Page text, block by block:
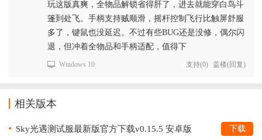
玩这版真爽，全物品解锁省得肝了，进去就能穿白鸟斗
篷到处飞。手柄支持贼顺滑，摇杆控制飞行比触屏舒服
多了，键鼠也没延迟。不过有些BUG还是没修，偶尔闪
退，但冲着全物品和手柄适配，值得下
Windows 10 支持(0) 盖楼(回复)
相关版本
Sky光遇测试服最新版官方下载v0.15.5 安卓版 下载